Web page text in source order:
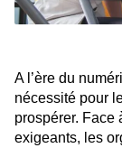
A l’ère du
nécessité pour
prospérer. Face
exigeants, les